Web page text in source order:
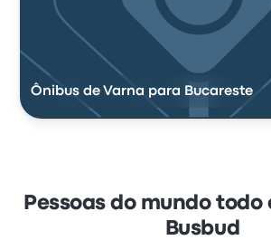
Ônibus de Varna para Bucareste
Pessoas do mundo
Busbud